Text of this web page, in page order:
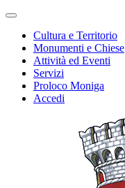
Cultura e Territorio
Monumenti e Chiese
Attività ed Eventi
Servizi
Proloco Moniga
Accedi